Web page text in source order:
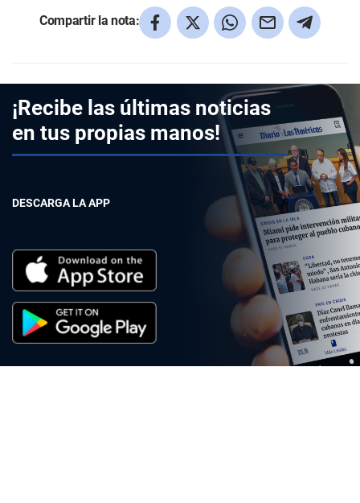
Compartir la nota:
¡Recibe las últimas noticias
en tus propias manos!
DESCARGA LA APP